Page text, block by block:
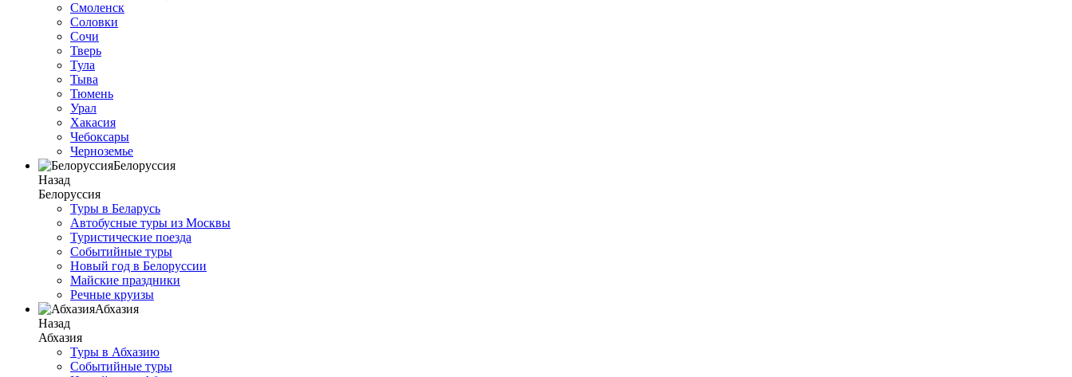
Смоленск
Соловки
Сочи
Тверь
Тула
Тыва
Тюмень
Урал
Хакасия
Чебоксары
Черноземье
Белоруссия
Назад
Белоруссия
Туры в Беларусь
Автобусные туры из Москвы
Туристические поезда
Событийные туры
Новый год в Белоруссии
Майские праздники
Речные круизы
Абхазия
Назад
Абхазия
Туры в Абхазию
Событийные туры